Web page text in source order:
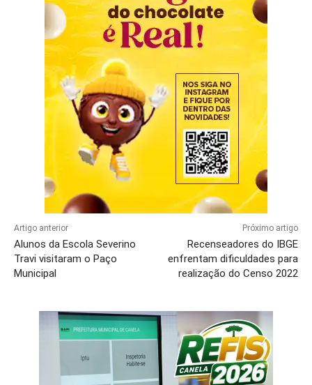
Artigo anterior
Alunos da Escola Severino
Travi visitaram o Paço
Municipal
Próximo artigo
Recenseadores do IBGE
enfrentam dificuldades para
realização do Censo 2022